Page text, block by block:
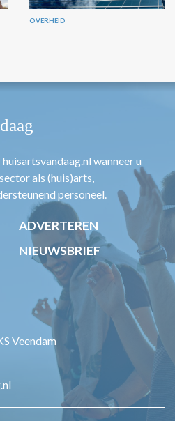
OVERHEID
wanneer u
als (huis)arts,
personeel.
ADVERTEREN
NIEUWSBRIEF
Veendam